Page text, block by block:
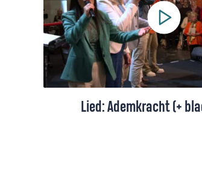
Lied: Ademkracht (+